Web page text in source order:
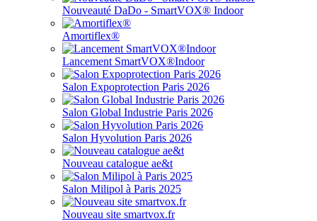
Nouveauté DaDo - SmartVOX® Indoor
Amortiflex®
Lancement SmartVOX®Indoor
Salon Expoprotection Paris 2026
Salon Global Industrie Paris 2026
Salon Hyvolution Paris 2026
Nouveau catalogue ae&t
Salon Milipol à Paris 2025
Nouveau site smartvox.fr